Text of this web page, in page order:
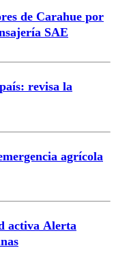
de Carahue por
SAE
revisa la
agrícola
activa Alerta